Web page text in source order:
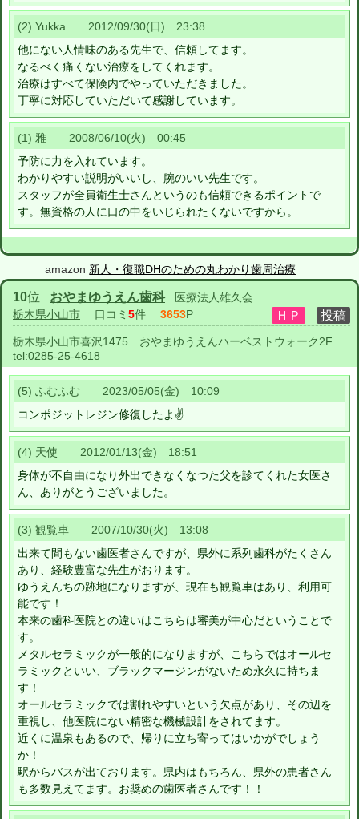
(2) Yukka 2012/09/30(日) 23:38
他にない人情味のある先生で、信頼してます。
なるべく痛くない治療をしてくれます。
治療はすべて保険内でやっていただきました。
丁寧に対応していただいて感謝しています。
(1) 雅 2008/06/10(火) 00:45
予防に力を入れています。
わかりやすい説明がいいし、腕のいい先生です。
スタッフが全員衛生士さんというのも信頼できるポイントで
す。無資格の人に口の中をいじられたくないですから。
amazon 新人・復職DHのための丸わかり歯周治療
10位 おやまゆうえん歯科
医療法人雄久会
栃木県小山市 口コミ 5件 3653P
栃木県小山市喜沢1475 おやまゆうえんハーベストウォーク2F
tel:0285-25-4618
(5) ふむふむ 2023/05/05(金) 10:09
コンポジットレジン修復したよ✌️
(4) 天使 2012/01/13(金) 18:51
身体が不自由になり外出できなくなつた父を診てくれた女医さ
ん、ありがとうございました。
(3) 観覧車 2007/10/30(火) 13:08
出来て間もない歯医者さんですが、県外に系列歯科がたくさん
あり、経験豊富な先生がおります。
ゆうえんちの跡地になりますが、現在も観覧車はあり、利用可
能です！
本来の歯科医院との違いはこちらは審美が中心だということで
す。
メタルセラミックが一般的になりますが、こちらではオールセ
ラミックといい、ブラックマージンがないため永久に持ちま
す！
オールセラミックでは割れやすいという欠点があり、その辺を
重視し、他医院にない精密な機械設計をされてます。
近くに温泉もあるので、帰りに立ち寄ってはいかがでしょう
か！
駅からバスが出ております。県内はもちろん、県外の患者さん
も多数見えてます。お奨めの歯医者さんです！！